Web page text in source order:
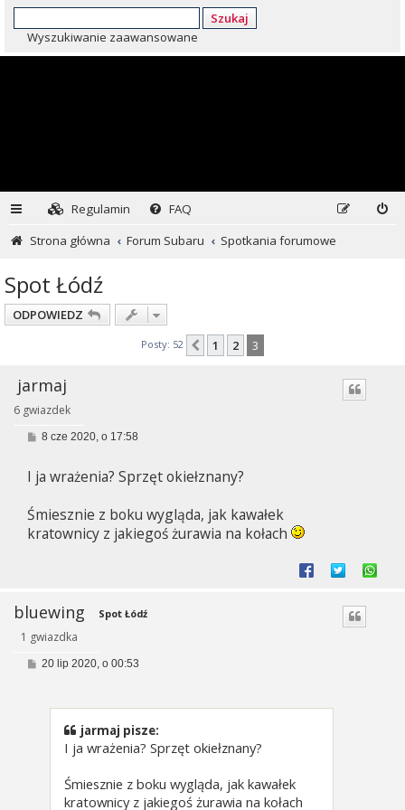
Szukaj
Wyszukiwanie zaawansowane
Regulamin
FAQ
Strona główna
Forum Subaru Spotkania forumowe
Spot Łódź
ODPOWIEDZ
Posty: 52 Poprzednia
1 2 3
jarmaj
6 gwiazdek
P
t
8 cze 2020, o 17:58
I ja wrażenia? Sprzęt okiełznany?
Śmiesznie z boku wygląda, jak kawałek
kratownicy z jakiegoś żurawia na kołach
bluewing
1 gwiazdka
Spot Łódź
P20 lip 2020, o 00:53
jarmaj pisze:
I ja wrażenia? Sprzęt okiełznany?
Śmiesznie z boku wygląda, jak kawałek
kratownicy z jakiegoś żurawia na kołach